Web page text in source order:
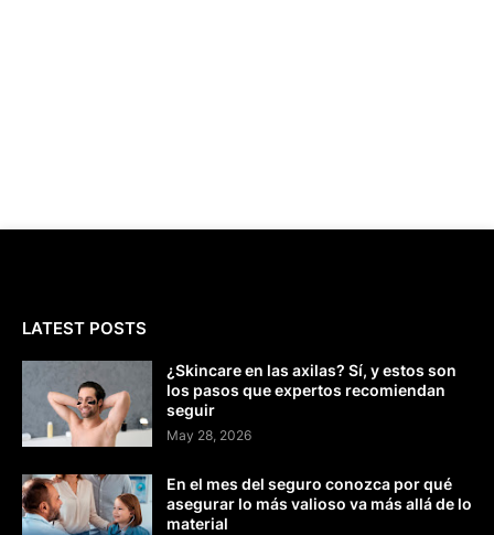
LATEST POSTS
¿Skincare en las axilas? Sí, y estos son
los pasos que expertos recomiendan
seguir
May 28, 2026
En el mes del seguro conozca por qué
asegurar lo más valioso va más allá de lo
material